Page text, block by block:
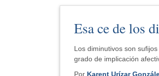
Esa ce de los
Los diminutivos son
grado de implicación
Por Karent Urízar